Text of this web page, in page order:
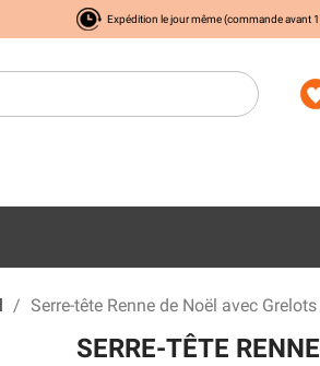
Expédition le jour même (commande avant
Serre-tête Renne de Noël avec
SERRE-TÊTE